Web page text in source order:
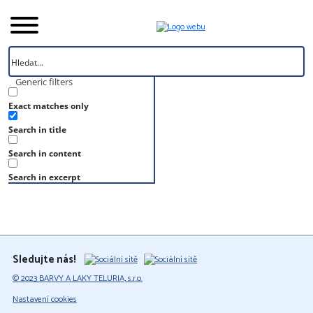
Generic filters
Exact matches only
Search in title
Search in content
Search in excerpt
Úvod
Vzorník
RAL 220 70 35
RAL 220 70 35
Sledujte nás!
© 2023 BARVY A LAKY TELURIA, s.r.o.
Nastavení cookies